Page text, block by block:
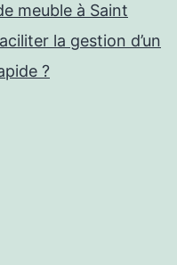
meuble à Saint
la gestion d’un
?